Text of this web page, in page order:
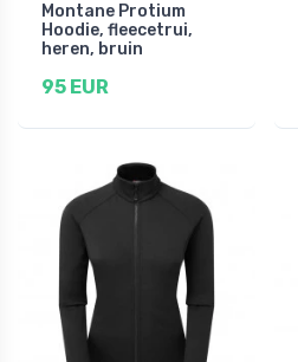
Montane Protium
Hoodie, fleecetrui,
heren, bruin
95 EUR